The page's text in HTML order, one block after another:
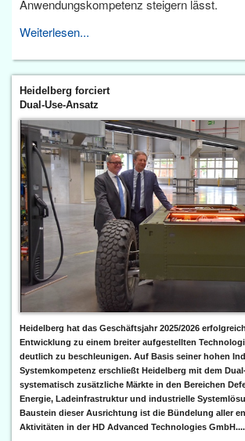
Anwendungskompetenz steigern lässt.
Weiterlesen...
Heidelberg forciert
Dual-Use-Ansatz
Heidelberg hat das Geschäftsjahr 2025/2026
Entwicklung zu einem breiter aufgestellten
deutlich zu beschleunigen. Auf Basis seiner hohen
Systemkompetenz erschließt Heidelberg mit dem
systematisch zusätzliche Märkte in den Bereichen
Energie, Ladeinfrastruktur und industrielle
Baustein dieser Ausrichtung ist die Bündelung aller
Aktivitäten in der HD Advanced Technologies